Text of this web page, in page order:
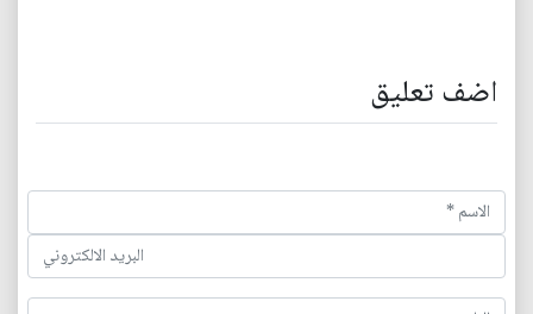
اضف تعليق